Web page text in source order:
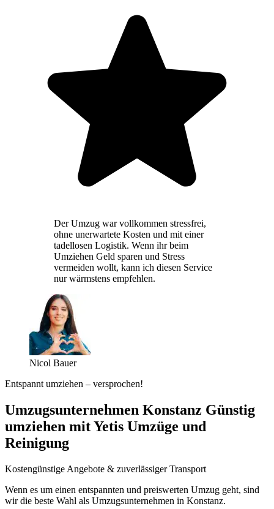
Der Umzug war vollkommen stressfrei,
ohne unerwartete Kosten und mit einer
tadellosen Logistik. Wenn ihr beim
Umziehen Geld sparen und Stress
vermeiden wollt, kann ich diesen Service
nur wärmstens empfehlen.
Nicol Bauer
Entspannt umziehen – versprochen!
Umzugsunternehmen Konstanz Günstig
umziehen mit Yetis Umzüge und
Reinigung
Kostengünstige Angebote & zuverlässiger Transport
Wenn es um einen entspannten und preiswerten Umzug geht, sind
wir die beste Wahl als Umzugsunternehmen in Konstanz.